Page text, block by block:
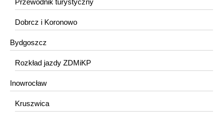
Przewodnik turystyczny
Dobrcz i Koronowo
Bydgoszcz
Rozkład jazdy ZDMiKP
Inowrocław
Kruszwica